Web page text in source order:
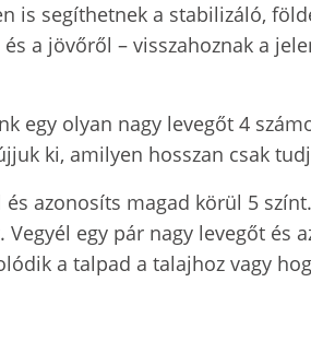
is segíthetnek a stabilizáló,
a jövőről – visszahoznak a
egy olyan nagy levegőt 4
ki, amilyen hosszan csak
azonosíts magad körül 5
egy pár nagy levegőt és
a talpad a talajhoz vagy